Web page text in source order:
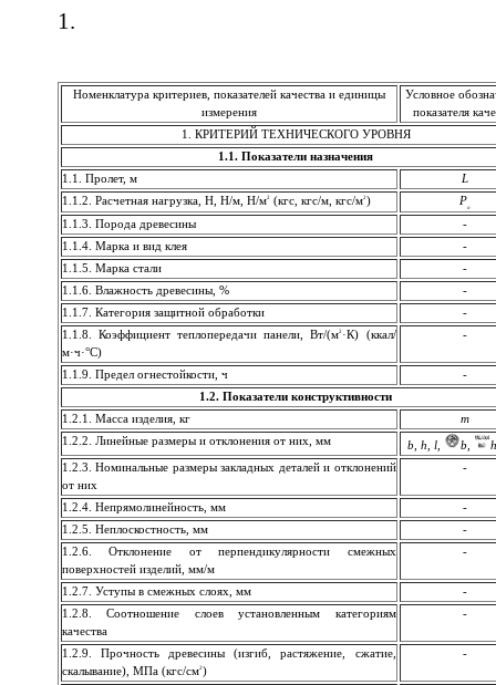
1.
Номенклатура критериев, показателей качества и единицы
измерения
Условное
показателя
1. КРИТЕРИЙ ТЕХНИЧЕСКОГО УРОВНЯ
1.1. Показатели назначения
1.1. Пролет, м
L
1.1.2. Расчетная нагрузка, Н, Н/м, Н/м2(кгс, кгс/м, кгс/м2) Ро
1.1.3. Порода древесины
-
1.1.4. Марка и вид клея
-
1.1.5. Марка стали
-
1.1.6. Влажность древесины, %
-
1.1.7. Категория защитной обработки
-
1.1.8. Коэффициент теплопередачи панели, Вт/(м2·К) (ккал/
м·ч·°С)
-
1.1.9. Предел огнестойкости, ч
-
1.2. Показатели конструктивности
1.2.1. Масса изделия, кг
т
1.2.2. Линейные размеры и отклонения от них, мм
b, h, l, b,
1.2.3. Номинальные размеры закладных деталей и отклонений
от них
-
1.2.4. Непрямолинейность, мм
-
1.2.5. Неплоскостность, мм
-
1.2.6. Отклонение от перпендикулярности смежных
поверхностей изделий, мм/м
-
1.2.7. Уступы в смежных слоях, мм
-
1.2.8. Соотношение слоев установленным категориям
качества
-
1.2.9. Прочность древесины (изгиб, растяжение, сжатие,
скалывание), МПа (кгс/см2)
-